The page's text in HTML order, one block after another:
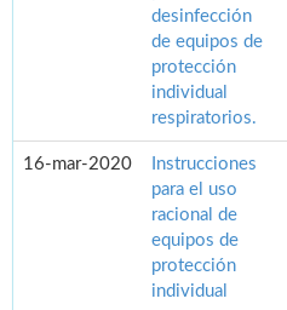
desinfección
de equipos de
protección
individual
respiratorios.
16-mar-2020
Instrucciones
para el uso
racional de
equipos de
protección
individual